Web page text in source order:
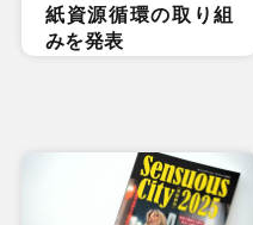
紙資源循環の取り組
みを発表